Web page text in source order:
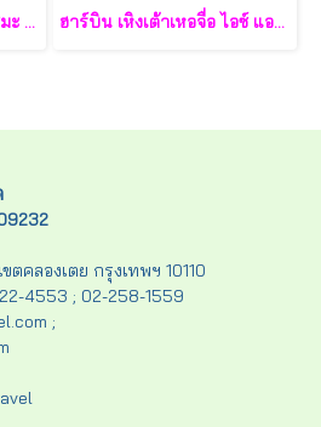
ทัวร์ญี่ปุ่น - โตเกียว - ฟุกุชิมะ - ยามากะตะ - เซนได 7 วัน - TG ฮาร์บิน เหิงเต้าเหอจื่อ ไอซ์ แอนด์ สโนว์ เวิล์ด 7 วัน 5 คืน-XJ
คลองเตย กรุงเทพฯ 10110
4553 ; 02-258-1559
;